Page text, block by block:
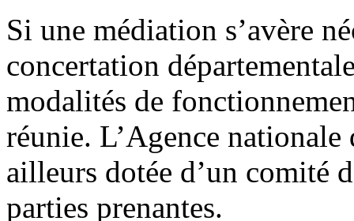
Si une médiation s’avère
concertation
modalités de
réunie. L’Agence
ailleurs dotée d’un comité
parties prenantes.